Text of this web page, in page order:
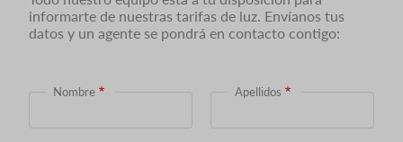
informarte de nuestras tarifas de luz. Envíanos tus
datos y un agente se pondrá en contacto contigo:
Nombre Apellidos